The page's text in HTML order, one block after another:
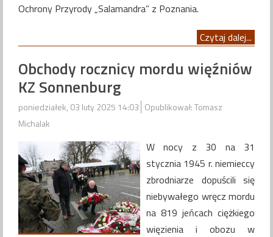
Ochrony Przyrody „Salamandra” z Poznania.
Czytaj dalej...
Obchody rocznicy mordu więźniów
KZ Sonnenburg
poniedziałek, 03 luty 2025 14:03 Opublikował: Tomasz
Michalak
W nocy z 30 na 31
stycznia 1945 r. niemieccy
zbrodniarze dopuścili się
niebywałego wręcz mordu
na 819 jeńcach ciężkiego
więzienia i obozu w